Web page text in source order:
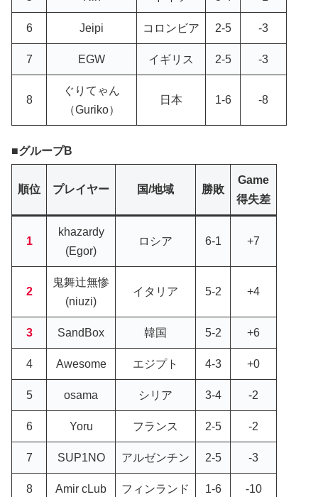
6 Jeipi コロンビア 2-5 -3
7 EGW イギリス 2-5 -3
8
ぐりてゃん
（Guriko）
日本 1-6 -8
グループB
順位 プレイヤー 国/地域 勝敗
Game
得失差
1
khazardy
(Egor)
ロシア 6-1 +7
2
鬼舞辻無惨
(niuzi)
イタリア 5-2 +4
3 SandBox 韓国 5-2 +6
4 Awesome エジプト 4-3 +0
5 osama シリア 3-4 -2
6 Yoru フランス 2-5 -2
7 SUP1NO アルゼンチン 2-5 -3
8 Amir cLub フィンランド 1-6 -10